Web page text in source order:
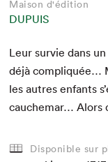
Maison d'édition
DUPUIS
Leur survie dans
déjà com­pliquée…
les autres enfants
cauchemar… Alors
Disponible sur